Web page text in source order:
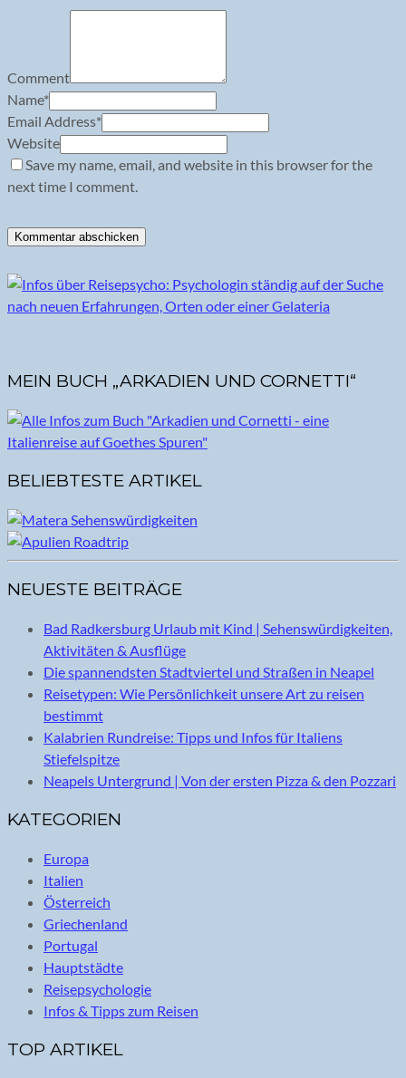
Comment
Name*
Email Address*
Website
Save my name, email, and website in this browser for the
next time I comment.
MEIN BUCH „ARKADIEN UND CORNETTI“
BELIEBTESTE ARTIKEL
NEUESTE BEITRÄGE
Bad Radkersburg Urlaub mit Kind | Sehenswürdigkeiten,
Aktivitäten & Ausflüge
Die spannendsten Stadtviertel und Straßen in Neapel
Reisetypen: Wie Persönlichkeit unsere Art zu reisen
bestimmt
Kalabrien Rundreise: Tipps und Infos für Italiens
Stiefelspitze
Neapels Untergrund | Von der ersten Pizza & den Pozzari
KATEGORIEN
Europa
Italien
Österreich
Griechenland
Portugal
Hauptstädte
Reisepsychologie
Infos & Tipps zum Reisen
TOP ARTIKEL